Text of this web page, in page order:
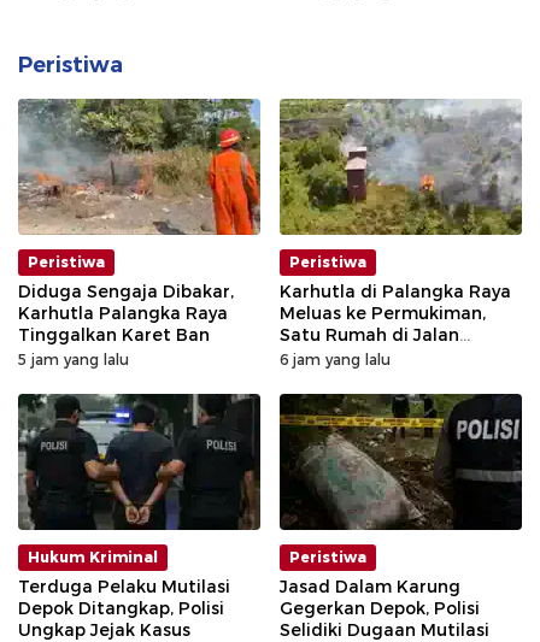
Peristiwa
Peristiwa
Diduga Sengaja Dibakar,
Karhutla Palangka Raya
Tinggalkan Karet Ban
5 jam yang lalu
Peristiwa
Karhutla di Palangka Raya
Meluas ke Permukiman,
Satu Rumah di Jalan
Kalibata Hangus Terbakar
6 jam yang lalu
Hukum Kriminal
Terduga Pelaku Mutilasi
Depok Ditangkap, Polisi
Ungkap Jejak Kasus
Peristiwa
Jasad Dalam Karung
Gegerkan Depok, Polisi
Selidiki Dugaan Mutilasi